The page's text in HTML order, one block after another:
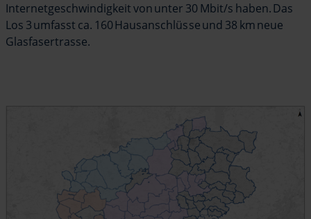
Internetgeschwindigkeit von unter 30 Mbit/s haben. Das
Los 3 umfasst ca. 160 Hausanschlüsse und 38 km neue
Glasfasertrasse.